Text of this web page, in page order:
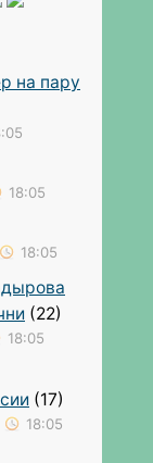
на пару
18:05
18:05
(22)
18:05
(17)
18:05